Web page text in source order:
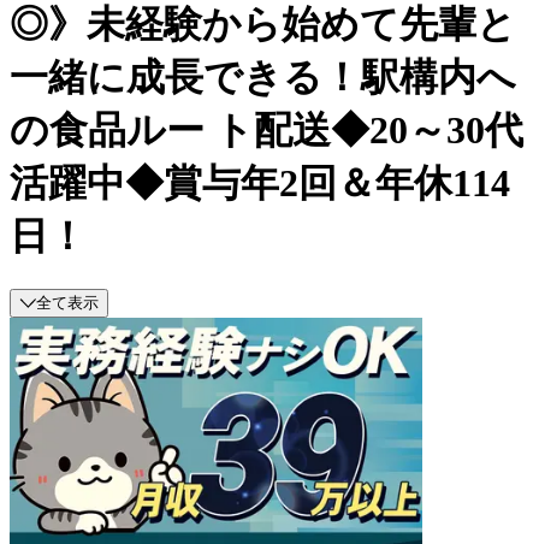
◎》未経験から始めて先輩と
一緒に成長できる！駅構内へ
の食品ルー ト配送◆20～30代
活躍中◆賞与年2回＆年休114
日！
全て表示